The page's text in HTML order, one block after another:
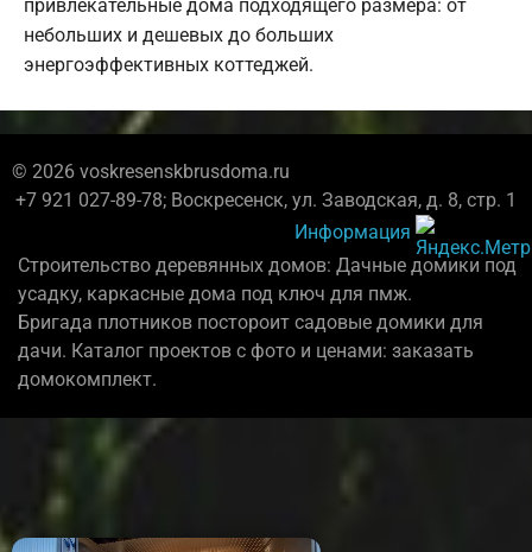
привлекательные дома подходящего размера: от
небольших и дешевых до больших
энергоэффективных коттеджей.
© 2026 voskresenskbrusdoma.ru
+7 921 027-89-78; Воскресенск, ул. Заводская, д. 8, стр. 1
Информация
Строительство деревянных домов: Дачные домики под
усадку, каркасные дома под ключ для пмж.
Бригада плотников постороит садовые домики для
дачи. Каталог проектов с фото и ценами: заказать
домокомплект.